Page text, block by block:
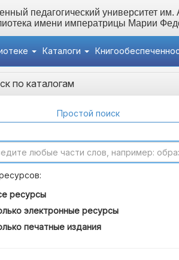
педагогический университет
имени императрицы Марии
Каталоги
по каталогам
Простой поиск
ресурсы
электронные ресурсы
печатные издания